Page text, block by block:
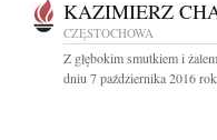
KAZIMIERZ
CZĘSTOCHOWA
Z głębokim smutkiem i
dniu 7 października 2016